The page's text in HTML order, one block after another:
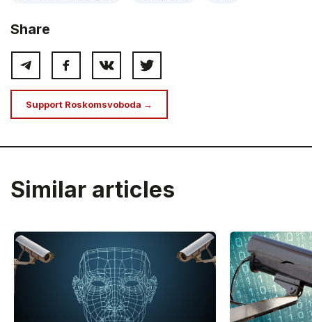
Share
Support Roskomsvoboda →
Similar articles